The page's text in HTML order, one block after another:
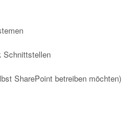
Schnittstellen
SharePoint betreiben möchten)